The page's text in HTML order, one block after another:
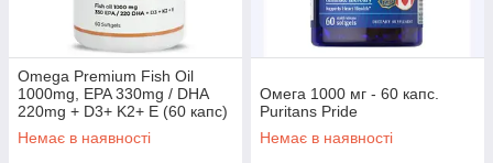
Omega Premium Fish Oil
1000mg, EPA 330mg / DHA
220mg + D3+ K2+ E (60 капс)
Немає в наявності
Омега 1000 мг - 60 капс.
Puritans Pride
Немає в наявності